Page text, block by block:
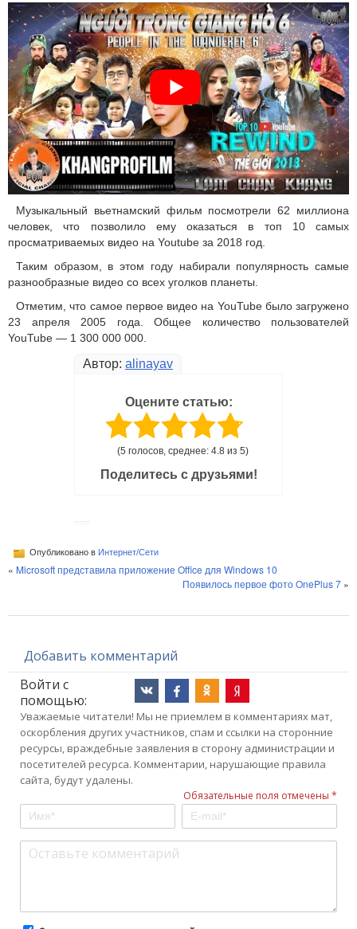
Музыкальный вьетнамский фильм посмотрели 62 миллиона
человек, что позволило ему оказаться в топ 10 самых
просматриваемых видео на Youtube за 2018 год.
Таким образом, в этом году набирали популярность самые
разнообразные видео со всех уголков планеты.
Отметим, что самое первое видео на YouTube было загружено
23 апреля 2005 года. Общее количество пользователей
YouTube — 1 300 000 000.
Автор: alinayav
Оцените статью:
(5 голосов, среднее: 4.8 из 5)
Поделитесь с друзьями!
Опубликовано в Интернет/Сети
« Microsoft представила приложение Office для Windows 10
Появилось первое фото OnePlus 7 »
Добавить комментарий
Войти с
помощью:
Уважаемые читатели! Мы не приемлем в комментариях мат,
оскорбления других участников, спам и ссылки на сторонние
ресурсы, враждебные заявления в сторону администрации и
посетителей ресурса. Комментарии, нарушающие правила
сайта, будут удалены.
Обязательные поля отмечены *